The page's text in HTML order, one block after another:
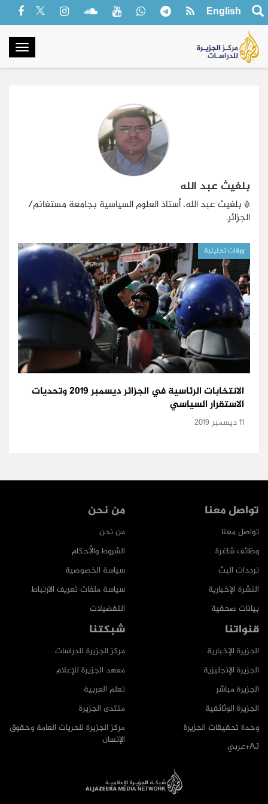
English
بلغيث عبد الله
*بلغيث عبد الله،أستاذ العلوم السياسية بجامعة مستغانم/
الجزائر.
ورقات تحليلية
الانتخابات الرئاسية في الجزائر ديسمبر 2019 وتحديات
الاستقرار السياسي
11 ديسمبر 2019
من نحن
من نحن
الشروط والأحكام
سياسة الخصوصية
سياسة ملفات تعريف الارتباط
التفضيلات
تواصل معنا
تواصل معنا
وظائف شاغرة
ترددات البث
النشرة الإخبارية
بيانات صحفية
شبكتنا
مركز الجزيرة للدراسات
معهد الجزيرة للإعلام
تعلم العربية
منتدى الجزيرة
مركز الجزيرة للحريات العامة وحقوق
الإنسان
قنواتنا
الجزيرة الإخبارية
الجزيرة الإنجليزية
الجزيرة مباشر
الجزيرة الوثائقية
وحدة تحقيقات الجزيرة
AJ+عربي